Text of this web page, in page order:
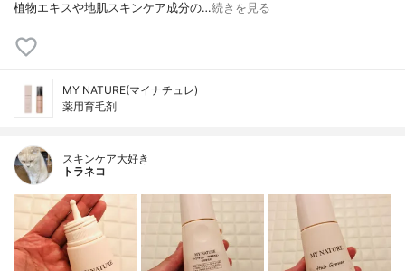
植物エキスや地肌スキンケア成分の…続きを見る
MY NATURE(マイナチュレ)
薬用育毛剤
スキンケア大好き
トラネコ